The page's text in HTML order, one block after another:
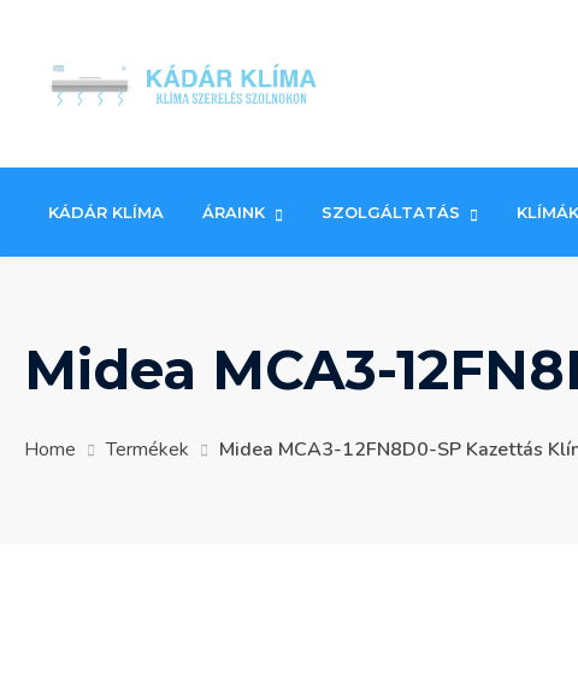
content
KÁDÁR KLÍMA ÁRAINK SZOLGÁLTATÁS KLÍMÁK
Midea MCA3-
Home Termékek Midea MCA3-12FN8D0-SP Kazettás